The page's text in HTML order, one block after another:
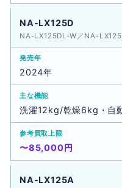
NA-LX125D
NA-LX125DL-W／NA-
2024年
洗濯12kg/乾燥6kg・自
〜85,000円
NA-LX125A